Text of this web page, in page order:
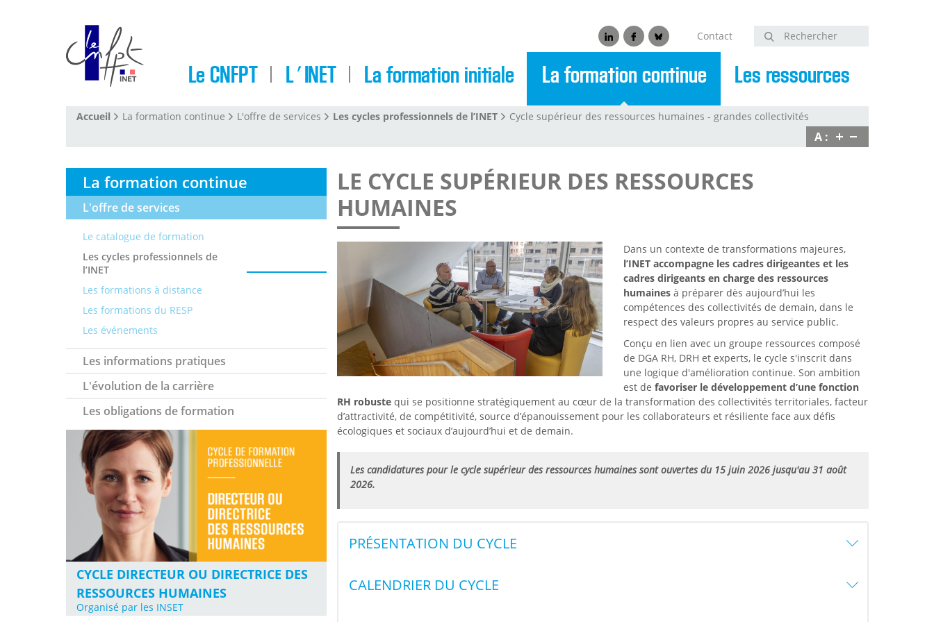
LinkedinFacebookBluesky Contact Rechercher
Le CNFPT L'INET La formation initiale La formation continue Les ressources
Accueil La formation continue L'offre de services Les cycles professionnels de l’INET Cycle supérieur des ressources humaines - grandes collectivités
A :
LE CYCLE SUPÉRIEUR DES RESSOURCES
HUMAINES
Dans un contexte de transformations majeures,
l’INET accompagne les cadres dirigeantes et les
cadres dirigeants en charge des ressources
humaines à préparer dès aujourd’hui les
compétences des collectivités de demain, dans le
respect des valeurs propres au service public.
Conçu en lien avec un groupe ressources composé
de DGA RH, DRH et experts, le cycle s'inscrit dans
une logique d'amélioration continue. Son ambition
est de favoriser le développement d’une fonction
RH robustequi se positionne stratégiquement au cœur de la transformation des collectivités territoriales, facteur
d’attractivité, de compétitivité, source d’épanouissement pour les collaborateurs et résiliente face aux défis
écologiques et sociaux d’aujourd’hui et de demain.
Les candidatures pour le cycle supérieur des ressources humaines sont ouvertes du 15 juin 2026 jusqu'au 31 août
2026.
PRÉSENTATION DU CYCLE
CALENDRIER DU CYCLE
La formation continue
L'offre de services
Le catalogue de formation
Les cycles professionnels de
l’INET
Les formations à distance
Les formations du RESP
Les événements
Les informations pratiques
L'évolution de la carrière
Les obligations de formation
CYCLE DIRECTEUR OU DIRECTRICE DES
RESSOURCES HUMAINES
Organisé par les INSET